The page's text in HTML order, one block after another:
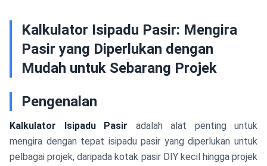
Kalkulator Isipadu Pasir: Mengira
Pasir yang Diperlukan dengan
Mudah untuk Sebarang Projek
Pengenalan
Kalkulator Isipadu Pasir adalah alat penting untuk
mengira dengan tepat isipadu pasir yang diperlukan untuk
pelbagai projek, daripada kotak pasir DIY kecil hingga projek